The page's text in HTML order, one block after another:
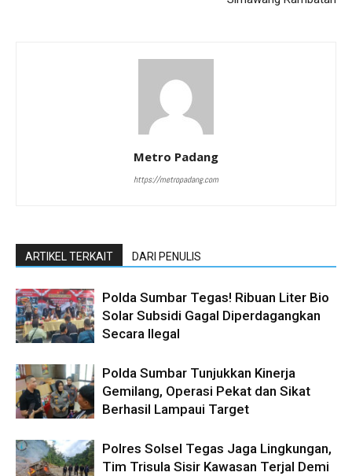
Metro Padang
https://metropadang.com
ARTIKEL TERKAIT DARI PENULIS
Polda Sumbar Tegas! Ribuan Liter Bio
Solar Subsidi Gagal Diperdagangkan
Secara Ilegal
Polda Sumbar Tunjukkan Kinerja
Gemilang, Operasi Pekat dan Sikat
Berhasil Lampaui Target
Polres Solsel Tegas Jaga Lingkungan,
Tim Trisula Sisir Kawasan Terjal Demi